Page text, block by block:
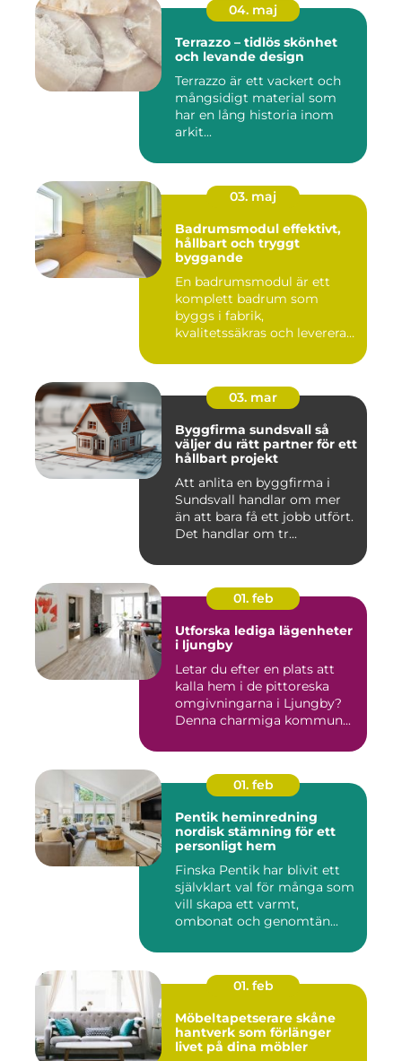
04. maj
Terrazzo – tidlös skönhet
och levande design
Terrazzo är ett vackert och
mångsidigt material som
har en lång historia inom
arkit...
03. maj
Badrumsmodul effektivt,
hållbart och tryggt
byggande
En badrumsmodul är ett
komplett badrum som
byggs i fabrik,
kvalitetssäkras och levereras
03. mar
Byggfirma sundsvall så
väljer du rätt partner för ett
hållbart projekt
Att anlita en byggfirma i
Sundsvall handlar om mer
än att bara få ett jobb utfört.
Det handlar om tr...
01. feb
Utforska lediga lägenheter
i ljungby
Letar du efter en plats att
kalla hem i de pittoreska
omgivningarna i Ljungby?
Denna charmiga kommun...
01. feb
Pentik heminredning
nordisk stämning för ett
personligt hem
Finska Pentik har blivit ett
självklart val för många som
vill skapa ett varmt,
ombonat och genomtän...
01. feb
Möbeltapetserare skåne
hantverk som förlänger
livet på dina möbler